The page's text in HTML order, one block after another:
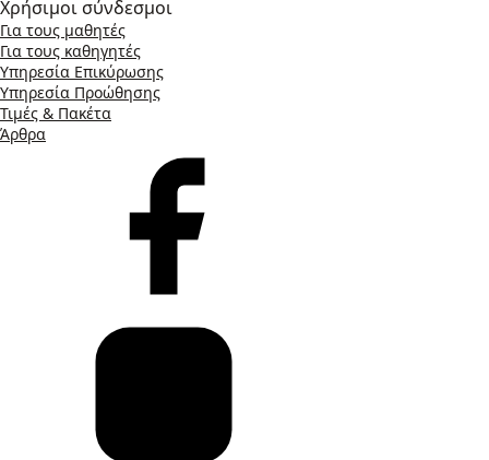
Χρήσιμοι σύνδεσμοι
Για τους μαθητές
Για τους καθηγητές
Υπηρεσία Επικύρωσης
Υπηρεσία Προώθησης
Τιμές & Πακέτα
Άρθρα